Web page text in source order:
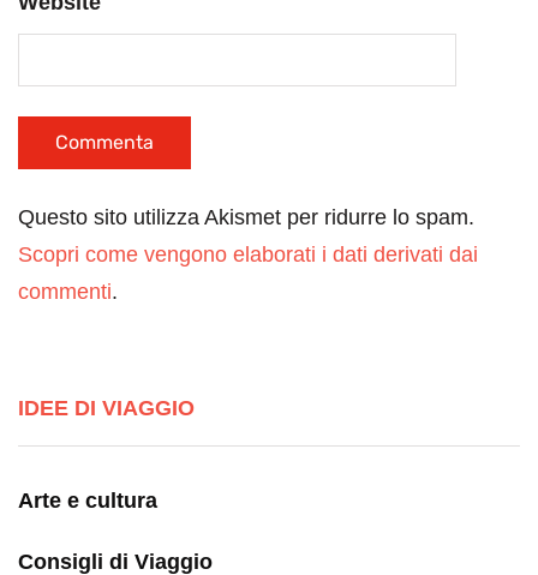
Questo sito utilizza Akismet per ridurre lo spam.
Scopri come vengono elaborati i dati derivati dai
commenti.
IDEE DI VIAGGIO
Arte e cultura
Consigli di Viaggio